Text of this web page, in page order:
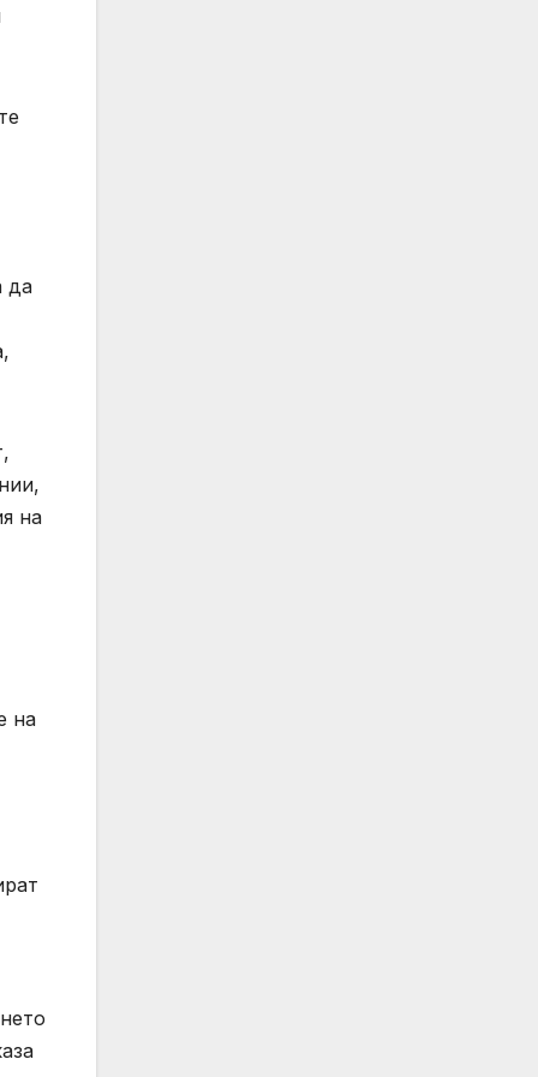
да
на
на